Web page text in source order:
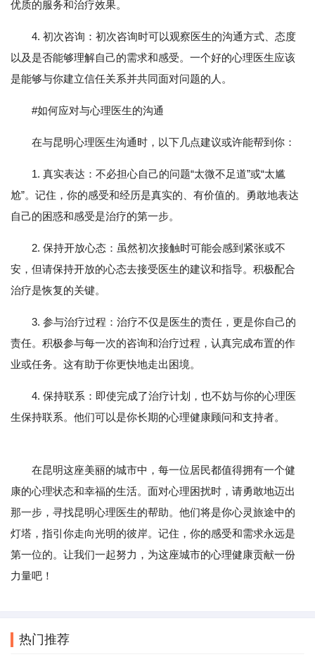
优质的服务和治疗效果。
4. 初次咨询：初次咨询时可以观察医生的沟通方式、态度
以及是否能够理解自己的需求和感受。一个好的心理医生应该
是能够与你建立信任关系并共同面对问题的人。
#如何应对与心理医生的沟通
在与昆明心理医生沟通时，以下几点建议或许能帮到你：
1. 真实表达：不必担心自己的问题“太微不足道”或“太尴
尬”。记住，你的感受和经历是真实的、有价值的。勇敢地表达
自己的困惑和感受是治疗的第一步。
2. 保持开放心态：虽然初次接触时可能会感到紧张或不
安，但请保持开放的心态去接受医生的建议和指导。积极配合
治疗是恢复的关键。
3. 参与治疗过程：治疗不仅是医生的责任，更是你自己的
责任。积极参与每一次的咨询和治疗过程，认真完成布置的作
业或任务。这有助于你更快地走出困境。
4. 保持联系：即使完成了治疗计划，也不妨与你的心理医
生保持联系。他们可以是你长期的心理健康顾问和支持者。
在昆明这座美丽的城市中，每一位居民都值得拥有一个健
康的心理状态和幸福的生活。面对心理困扰时，请勇敢地迈出
那一步，寻找昆明心理医生的帮助。他们将是你心灵旅途中的
灯塔，指引你走向光明的彼岸。记住，你的感受和需求永远是
第一位的。让我们一起努力，为这座城市的心理健康贡献一份
力量吧！
热门推荐